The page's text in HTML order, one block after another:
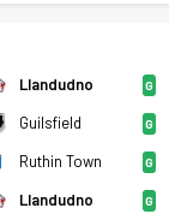
D.
Llandudno G
Guilsfield G
Ruthin Town G
Llandudno G